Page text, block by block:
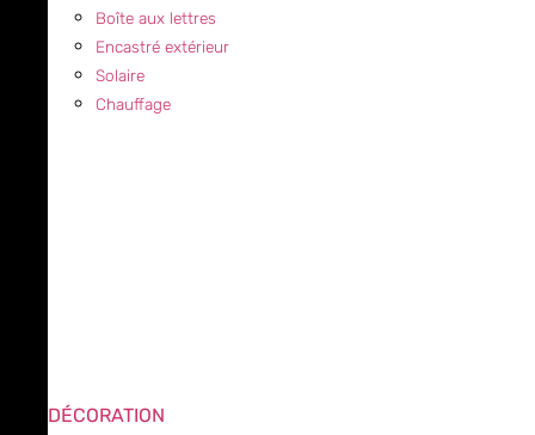
Boîte aux lettres
Encastré extérieur
Solaire
Chauffage
DÉCORATION